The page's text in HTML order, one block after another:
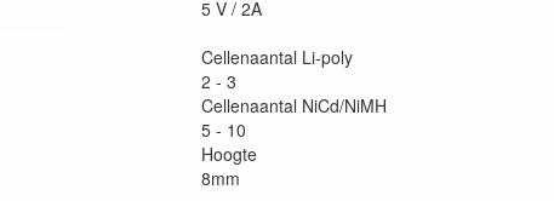
5 V / 2A
Cellenaantal Li-poly
2 - 3
Cellenaantal NiCd/NiMH
5 - 10
Hoogte
8mm